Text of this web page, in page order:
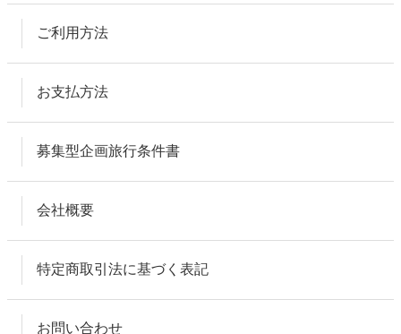
ご利用方法
お支払方法
募集型企画旅行条件書
会社概要
特定商取引法に基づく表記
お問い合わせ